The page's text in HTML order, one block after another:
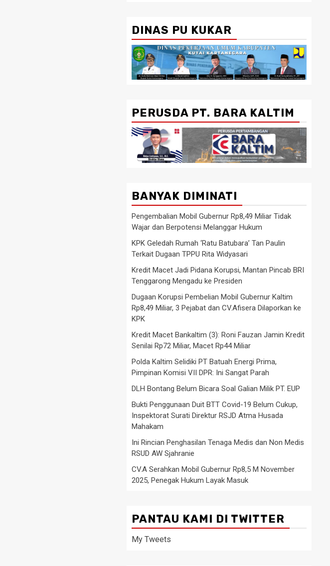
DINAS PU KUKAR
PERUSDA PT. BARA KALTIM
BANYAK DIMINATI
Pengembalian Mobil Gubernur Rp8,49 Miliar Tidak
Wajar dan Berpotensi Melanggar Hukum
KPK Geledah Rumah ‘Ratu Batubara’ Tan Paulin
Terkait Dugaan TPPU Rita Widyasari
Kredit Macet Jadi Pidana Korupsi, Mantan Pincab BRI
Tenggarong Mengadu ke Presiden
Dugaan Korupsi Pembelian Mobil Gubernur Kaltim
Rp8,49 Miliar, 3 Pejabat dan CV.Afisera Dilaporkan ke
KPK
Kredit Macet Bankaltim (3): Roni Fauzan Jamin Kredit
Senilai Rp72 Miliar, Macet Rp44 Miliar
Polda Kaltim Selidiki PT Batuah Energi Prima,
Pimpinan Komisi VII DPR: Ini Sangat Parah
DLH Bontang Belum Bicara Soal Galian Milik PT. EUP
Bukti Penggunaan Duit BTT Covid-19 Belum Cukup,
Inspektorat Surati Direktur RSJD Atma Husada
Mahakam
Ini Rincian Penghasilan Tenaga Medis dan Non Medis
RSUD AW Sjahranie
CV.A Serahkan Mobil Gubernur Rp8,5 M November
2025, Penegak Hukum Layak Masuk
PANTAU KAMI DI TWITTER
My Tweets